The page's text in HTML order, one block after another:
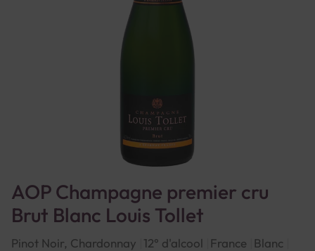
AOP Champagne premier cru
Brut Blanc Louis Tollet
Pinot Noir, Chardonnay 12° d'alcool France
Blanc